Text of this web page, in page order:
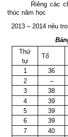
Riêng các
thúc năm học
2013 – 2014 nêu
Thứ
tự
Tổ
1
36
2
–
3
38
4
39
5
39
6
39
7
40